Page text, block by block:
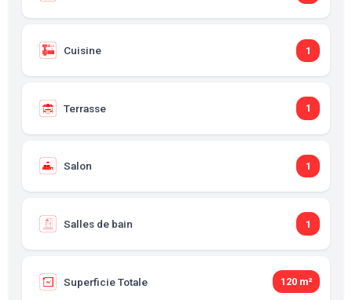
Cuisine 1
Terrasse 1
Salon 1
Salles de bain 1
Superficie Totale 120 m²